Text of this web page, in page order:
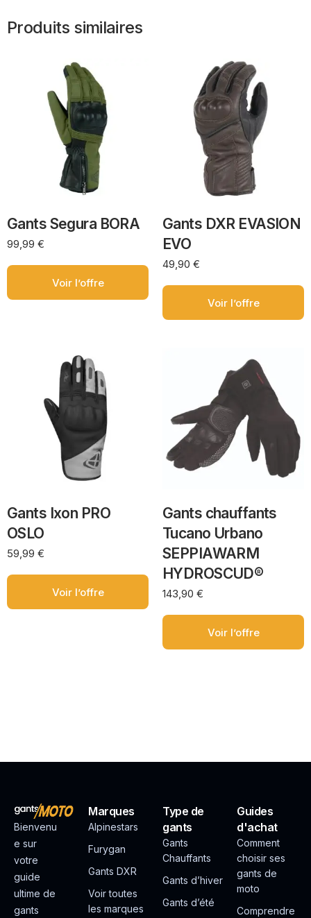
Produits similaires
Gants Segura BORA
99,99 €
Voir l’offre
Gants DXR EVASION
EVO
49,90 €
Voir l’offre
Gants Ixon PRO
OSLO
59,99 €
Voir l’offre
Gants chauffants
Tucano Urbano
SEPPIAWARM
HYDROSCUD®
143,90 €
Voir l’offre
Bienvenu
e sur
votre
guide
ultime de
gants
Marques
Alpinestars
Furygan
Gants DXR
Voir toutes
les marques
Type de
gants
Gants
Chauffants
Gants d’hiver
Gants d’été
Guides
d'achat
Comment
choisir ses
gants de
moto
Comprendre